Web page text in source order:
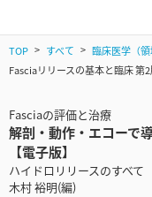
TOP すべて 臨床医学（領
Fasciaリリースの基本と臨床 第
Fasciaの評価と治療
解剖・動作・エコーで
【電子版】
ハイドロリリースのすべて
木村 裕明(編)